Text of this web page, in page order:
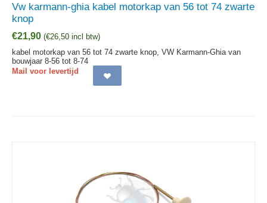
Vw karmann-ghia kabel motorkap van 56 tot 74 zwarte
knop
€21,90 (€26,50 incl btw)
kabel motorkap van 56 tot 74 zwarte knop, VW Karmann-Ghia van
bouwjaar 8-56 tot 8-74
Mail voor levertijd